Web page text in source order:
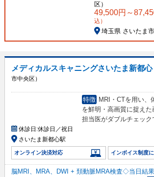
区）
49,500円～
込）
埼玉県 さいたま
メディカルスキャニングさいたま新都心
市中央区）
特徴 MRI・CTを用い、
を鮮明・高画質に捉え
担当医がダブルチェック
休診日:休診日／祝日
さいたま新都心駅
オンライン決済対応 インボイス制度
脳MRI、MRA、DWI + 頚動脈MRA検査◇当日結